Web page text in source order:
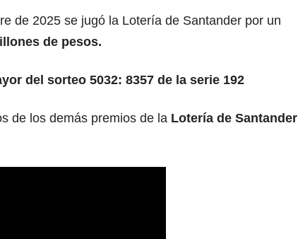
de 2025 se jugó la Lotería de Santander por un
de pesos.
del sorteo 5032: 8357 de la serie 192
de los demás premios de la Lotería de Santander